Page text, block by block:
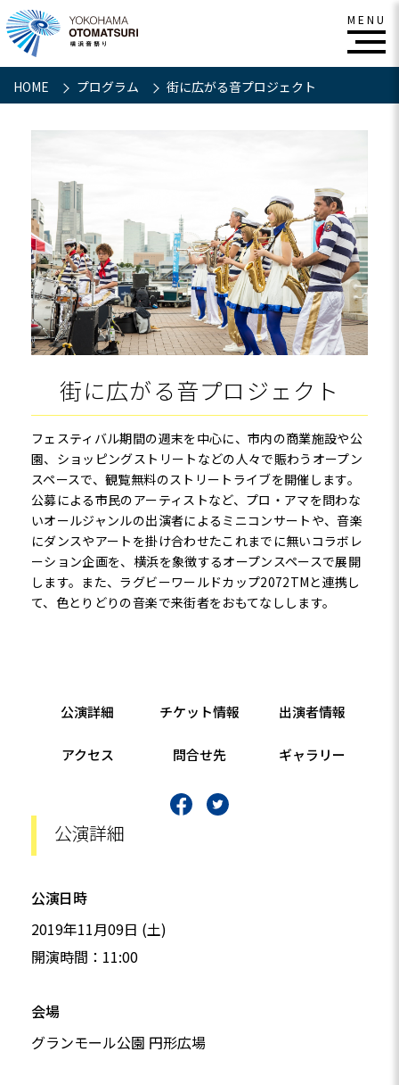
HOME プログラム 街に広がる音プロジェクト
街に広がる音プロジェクト
フェスティバル期間の週末を中心に、市内の商業施設や公
園、ショッピングストリートなどの人々で賑わうオープン
スペースで、観覧無料のストリートライブを開催します。
公募による市民のアーティストなど、プロ・アマを問わな
いオールジャンルの出演者によるミニコンサートや、音楽
にダンスやアートを掛け合わせたこれまでに無いコラボレ
ーション企画を、横浜を象徴するオープンスペースで展開
します。また、ラグビーワールドカップ2072TMと連携し
て、色とりどりの音楽で来街者をおもてなしします。
公演詳細
公演日時
2019年11月09日 (土)
開演時間：11:00
会場
グランモール公園 円形広場
公演詳細 チケット情報 出演者情報
アクセス 問合せ先 ギャラリー